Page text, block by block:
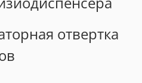
отвертка